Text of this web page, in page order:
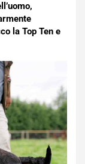
la Top Ten e